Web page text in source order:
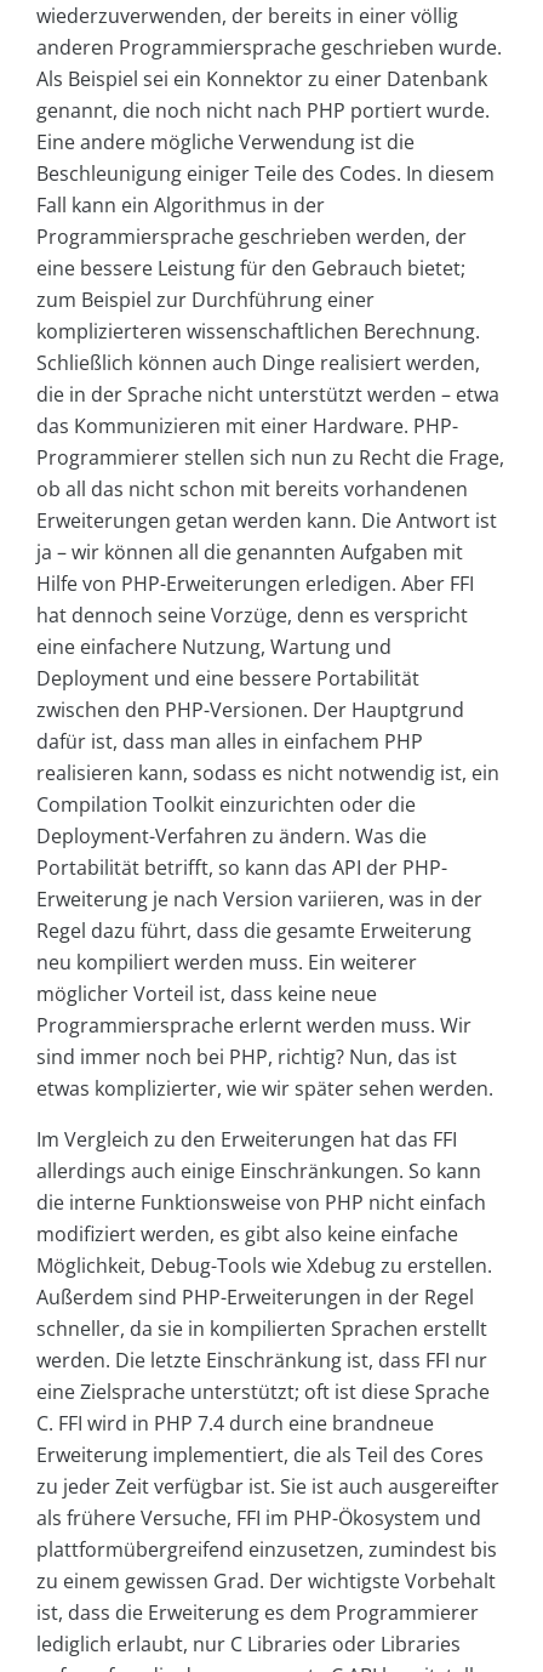
wiederzuverwenden, der bereits in einer völlig
anderen Programmiersprache geschrieben wurde.
Als Beispiel sei ein Konnektor zu einer Datenbank
genannt, die noch nicht nach PHP portiert wurde.
Eine andere mögliche Verwendung ist die
Beschleunigung einiger Teile des Codes. In diesem
Fall kann ein Algorithmus in der
Programmiersprache geschrieben werden, der
eine bessere Leistung für den Gebrauch bietet;
zum Beispiel zur Durchführung einer
komplizierteren wissenschaftlichen Berechnung.
Schließlich können auch Dinge realisiert werden,
die in der Sprache nicht unterstützt werden – etwa
das Kommunizieren mit einer Hardware. PHP-
Programmierer stellen sich nun zu Recht die Frage,
ob all das nicht schon mit bereits vorhandenen
Erweiterungen getan werden kann. Die Antwort ist
ja – wir können all die genannten Aufgaben mit
Hilfe von PHP-Erweiterungen erledigen. Aber FFI
hat dennoch seine Vorzüge, denn es verspricht
eine einfachere Nutzung, Wartung und
Deployment und eine bessere Portabilität
zwischen den PHP-Versionen. Der Hauptgrund
dafür ist, dass man alles in einfachem PHP
realisieren kann, sodass es nicht notwendig ist, ein
Compilation Toolkit einzurichten oder die
Deployment-Verfahren zu ändern. Was die
Portabilität betrifft, so kann das API der PHP-
Erweiterung je nach Version variieren, was in der
Regel dazu führt, dass die gesamte Erweiterung
neu kompiliert werden muss. Ein weiterer
möglicher Vorteil ist, dass keine neue
Programmiersprache erlernt werden muss. Wir
sind immer noch bei PHP, richtig? Nun, das ist
etwas komplizierter, wie wir später sehen werden.
Im Vergleich zu den Erweiterungen hat das FFI
allerdings auch einige Einschränkungen. So kann
die interne Funktionsweise von PHP nicht einfach
modifiziert werden, es gibt also keine einfache
Möglichkeit, Debug-Tools wie Xdebug zu erstellen.
Außerdem sind PHP-Erweiterungen in der Regel
schneller, da sie in kompilierten Sprachen erstellt
werden. Die letzte Einschränkung ist, dass FFI nur
eine Zielsprache unterstützt; oft ist diese Sprache
C. FFI wird in PHP 7.4 durch eine brandneue
Erweiterung implementiert, die als Teil des Cores
zu jeder Zeit verfügbar ist. Sie ist auch ausgereifter
als frühere Versuche, FFI im PHP-Ökosystem und
plattformübergreifend einzusetzen, zumindest bis
zu einem gewissen Grad. Der wichtigste Vorbehalt
ist, dass die Erweiterung es dem Programmierer
lediglich erlaubt, nur C Libraries oder Libraries